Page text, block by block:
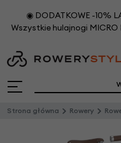
◉ DODATKOWE -10%
Wszystkie hulajnogi
Strona główna Rowery